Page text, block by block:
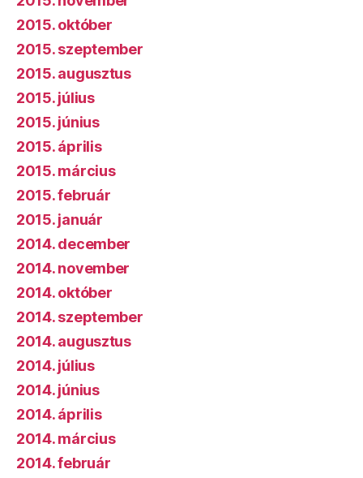
2015. október
2015. szeptember
2015. augusztus
2015. július
2015. június
2015. április
2015. március
2015. február
2015. január
2014. december
2014. november
2014. október
2014. szeptember
2014. augusztus
2014. július
2014. június
2014. április
2014. március
2014. február